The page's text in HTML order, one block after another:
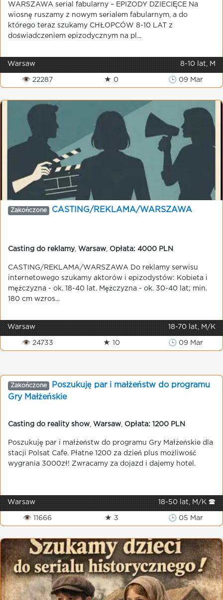
WARSZAWA serial fabularny – EPIZODY DZIECIĘCE Na
wiosnę ruszamy z nowym serialem fabularnym, a do
którego teraz szukamy CHŁOPCÓW 8-10 LAT z
doświadczeniem epizodycznym na pl...
Warsaw 8-10 lat, M
👁 22287 ★ 0 🕒 09 Mar
Zakończone CASTING/REKLAMA/WARSZAWA
Casting do reklamy, Warsaw Opłata: 4000 PLN
CASTING/REKLAMA/WARSZAWA Do reklamy serwisu
internetowego szukamy aktorów i epizodystów: Kobieta i
mężczyzna - ok. 18-40 lat. Mężczyzna - ok. 30-40 lat; min.
180 cm wzros...
Warsaw 18-70 lat, M/K
👁 24733 ★ 10 🕒 09 Mar
Zakończone
Poszukuję par i małżeństw do programu
Gry Małżeńskie
Casting do reality show Warsaw Opłata: 1200 PLN
Poszukuję par i małżeństw do programu Gry Małżeńskie dla
stacji Polsat Cafe. Płatne 1200 za dzień plus możliwość
wygrania 3000zł! Zwracamy za dojazd i dajemy hotel.
Warsaw 18-50 lat, M/K 🕿
👁 11666 ★ 3 🕒 05 Mar